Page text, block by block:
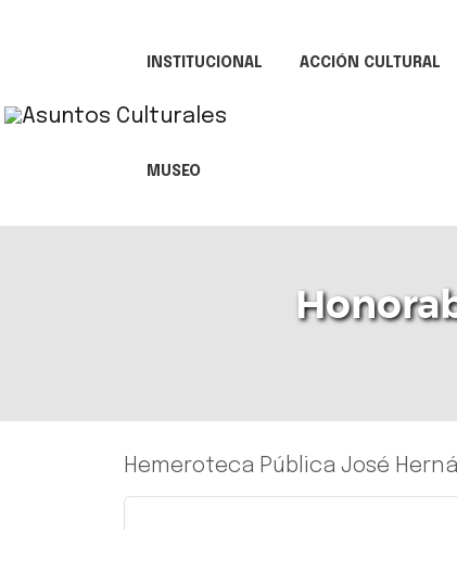
INSTITUCIONAL ACCIÓN CULTURAL
MUSEO
Hemeroteca Pública José